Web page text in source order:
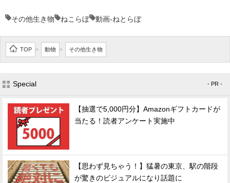
その他生き物 ねこらぼ 動画-ねとらぼ
TOP > 動物 > その他生き物
Special - PR -
【抽選で5,000円分】Amazonギフトカードが
当たる！読者アンケート実施中
【思わず見ちゃう！】猛暑の東京、駅の階段
が驚きのビジュアルになり話題に